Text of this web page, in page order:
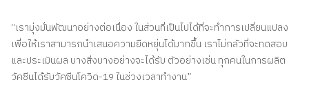
“เรามุ่งมั่นพัฒนาอย่างต่อเนื่อง ในส่วนที่เป็นไปได้ที่จะทำการเปลี่ยนแปลง
เพื่อให้เราสามารถนำเสนอความยืดหยุ่นได้มากขึ้น เราไม่กลัวที่จะทดสอบ
และประเมินผล บางสิ่งบางอย่างจะได้รับ ตัวอย่างเช่น ทุกคนในการผลิต
วัคซีนได้รับวัคซีนโควิด-19 ในช่วงเวลาทำงาน”